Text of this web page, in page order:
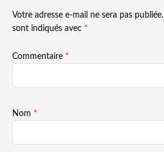
Votre adresse e-mail ne sera pas publiée.
sont indiqués avec *
Commentaire *
Nom *